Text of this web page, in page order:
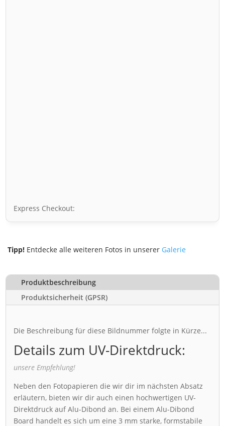
Express Checkout:
Tipp! Entdecke alle weiteren Fotos in unserer Galerie
Produktbeschreibung
Produktsicherheit (GPSR)
Die Beschreibung für diese Bildnummer folgte in Kürze...
Details zum UV-Direktdruck:
unsere Empfehlung!
Neben den Fotopapieren die wir dir im nächsten Absatz
erläutern, bieten wir dir auch einen hochwertigen UV-
Direktdruck auf Alu-Dibond an. Bei einem Alu-Dibond
Board handelt es sich um eine 3 mm starke, formstabile